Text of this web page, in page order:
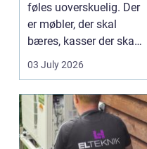
føles uoverskuelig. Der
er møbler, der skal
bæres, kasser der skal
pakkes, o...
03 July 2026